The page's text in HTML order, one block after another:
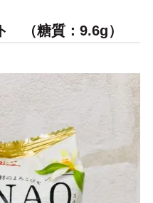
（糖質：9.6g）